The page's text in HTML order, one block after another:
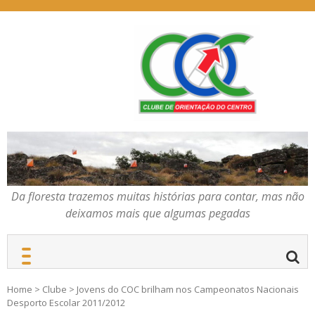
COC – CLUBE DE
ORIENTAÇÃO DO
CENTRO
Da floresta trazemos
muitas histórias para
contar, mas não deixamos
mais que algumas
pegadas
Da floresta trazemos muitas histórias para contar, mas não
deixamos mais que algumas pegadas
Home > Clube > Jovens do COC brilham nos Campeonatos Nacionais
Desporto Escolar 2011/2012